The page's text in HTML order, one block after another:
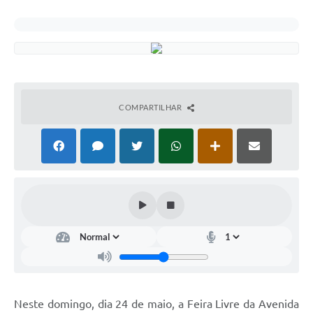
COMPARTILHAR
Neste domingo, dia 24 de maio, a Feira Livre da Avenida